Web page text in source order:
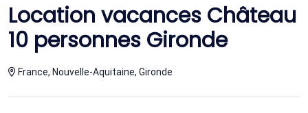
Location vacances Château
10 personnes Gironde
France, Nouvelle-Aquitaine, Gironde